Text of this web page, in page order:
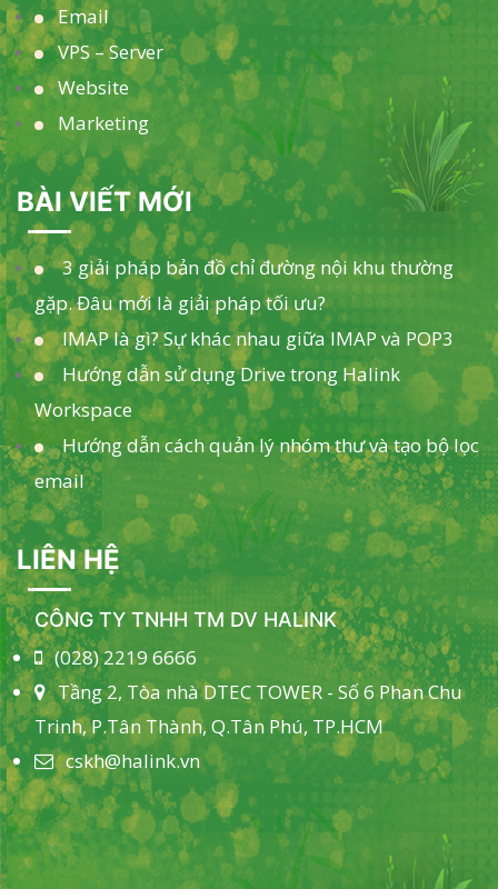
Email
VPS – Server
Website
Marketing
BÀI VIẾT MỚI
3 giải pháp bản đồ chỉ đường nội khu thường
gặp. Đâu mới là giải pháp tối ưu?
IMAP là gì? Sự khác nhau giữa IMAP và POP3
Hướng dẫn sử dụng Drive trong Halink
Workspace
Hướng dẫn cách quản lý nhóm thư và tạo bộ lọc
email
LIÊN HỆ
CÔNG TY TNHH TM DV HALINK
(028) 2219 6666
Tầng 2, Tòa nhà DTEC TOWER - Số 6 Phan Chu
Trinh, P.Tân Thành, Q.Tân Phú, TP.HCM
cskh@halink.vn